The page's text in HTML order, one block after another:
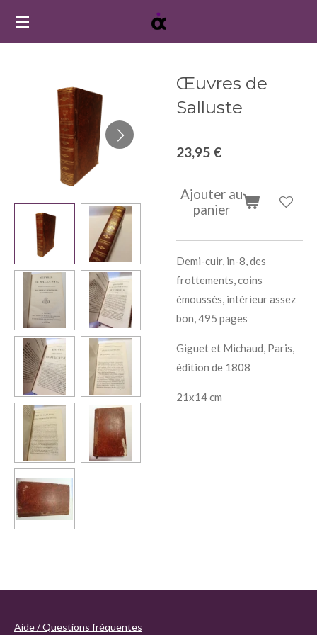
Passer
Œuvres de
Salluste
23,95 €
Ajouter au
panier
Demi-cuir, in-8, des
frottements, coins
émoussés, intérieur assez
bon, 495 pages
Giguet et Michaud, Paris,
édition de 1808
21x14 cm
Aide / Questions fréquentes